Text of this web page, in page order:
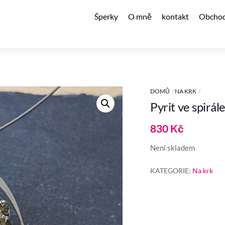
Šperky O mně kontakt
DOMŮ NA KRK
Pyrit ve spirále
830 Kč
Není skladem
KATEGORIE: Na krk